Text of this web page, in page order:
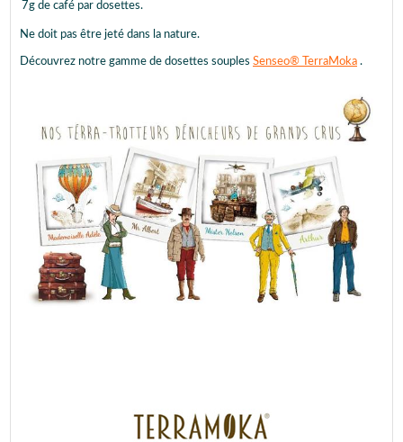
7g de café par dosettes.
Ne doit pas être jeté dans la nature.
Découvrez notre gamme de dosettes souples Senseo® TerraMoka .